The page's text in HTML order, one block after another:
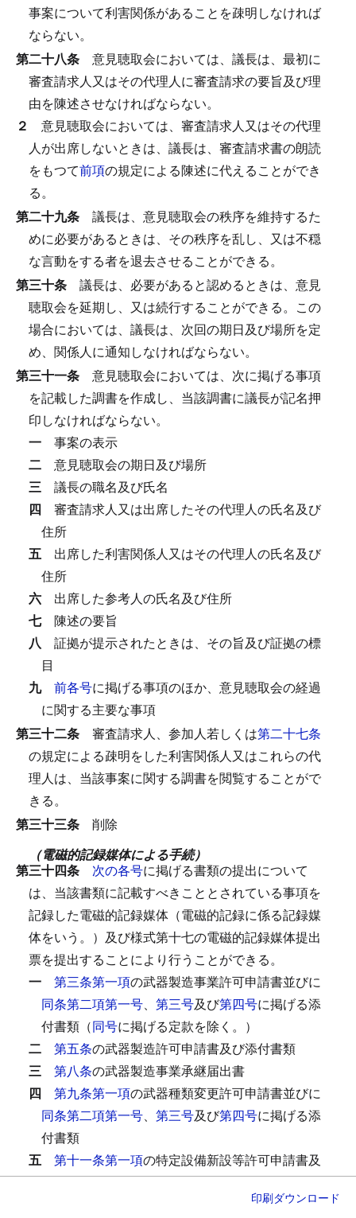
事案について利害関係があることを疎明しなければ
ならない。
第二十八条 意見聴取会においては、議長は、最初に
審査請求人又はその代理人に審査請求の要旨及び理
由を陳述させなければならない。
２ 意見聴取会においては、審査請求人又はその代理
人が出席しないときは、議長は、審査請求書の朗読
をもつて前項の規定による陳述に代えることができ
る。
第二十九条 議長は、意見聴取会の秩序を維持するた
めに必要があるときは、その秩序を乱し、又は不穏
な言動をする者を退去させることができる。
第三十条 議長は、必要があると認めるときは、意見
聴取会を延期し、又は続行することができる。 この
場合においては、議長は、次回の期日及び場所を定
め、関係人に通知しなければならない。
第三十一条 意見聴取会においては、次に掲げる事項
を記載した調書を作成し、当該調書に議長が記名押
印しなければならない。
一 事案の表示
二 意見聴取会の期日及び場所
三 議長の職名及び氏名
四 審査請求人又は出席したその代理人の氏名及び
住所
五 出席した利害関係人又はその代理人の氏名及び
住所
六 出席した参考人の氏名及び住所
七 陳述の要旨
八 証拠が提示されたときは、その旨及び証拠の標
目
九 前各号に掲げる事項のほか、意見聴取会の経過
に関する主要な事項
第三十二条 審査請求人、参加人若しくは第二十七条
の規定による疎明をした利害関係人又はこれらの代
理人は、当該事案に関する調書を閲覧することがで
きる。
第三十三条 削除
（電磁的記録媒体による手続）
第三十四条 次の各号に掲げる書類の提出について
は、当該書類に記載すべきこととされている事項を
記録した電磁的記録媒体（電磁的記録に係る記録媒
体をいう。）及び様式第十七の電磁的記録媒体提出
票を提出することにより行うことができる。
一 第三条第一項の武器製造事業許可申請書並びに
同条第二項第一号、 第三号及び第四号に掲げる添
付書類（同号に掲げる定款を除く。）
二 第五条の武器製造許可申請書及び添付書類
三 第八条の武器製造事業承継届出書
四 第九条第一項の武器種類変更許可申請書並びに
同条第二項第一号、 第三号及び第四号に掲げる添
付書類
五 第十一条第一項の特定設備新設等許可申請書及
び同条第二項第一号に掲げる添付書類
の保管規程認可申請書及び保管
印刷ダウンロード